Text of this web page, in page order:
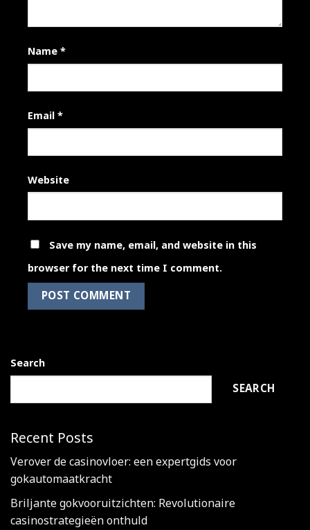
Name*
Email*
Website
Save my name, email, and website in this
browser for the next time I comment.
Search
SEARCH
Recent Posts
Verover de casinovloer: een expertgids voor
gokautomaatkracht
Briljante gokvooruitzichten: Revolutionaire
casinostrategieën onthuld